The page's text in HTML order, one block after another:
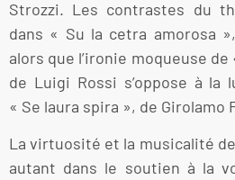
Strozzi. Les contrastes du
dans « Su la cetra amorosa
alors que l’ironie moqueuse
de Luigi Rossi s’oppose à la
« Se laura spira », de Girolamo
La virtuosité et la musicalité
autant dans le soutien à la